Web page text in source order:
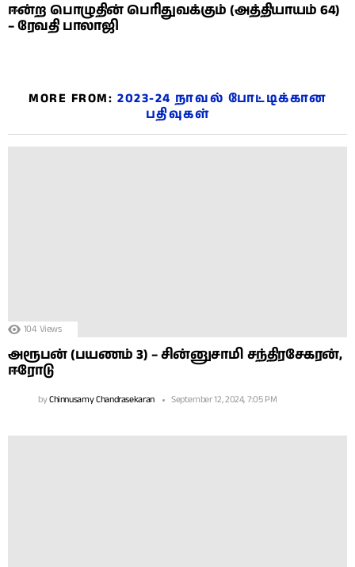
ஈன்ற பொழுதின் பெரிதுவக்கும் (அத்தியாயம் 64)
– ரேவதி பாலாஜி
MORE FROM:2023-24 நாவல் போட்டிக்கான
பதிவுகள்
104 Views
அரூபன் (பயணம் 3) – சின்னுசாமி சந்திரசேகரன்,
ஈரோடு
byChinnusamy Chandrasekaran September 12, 2024, 7:05 PM